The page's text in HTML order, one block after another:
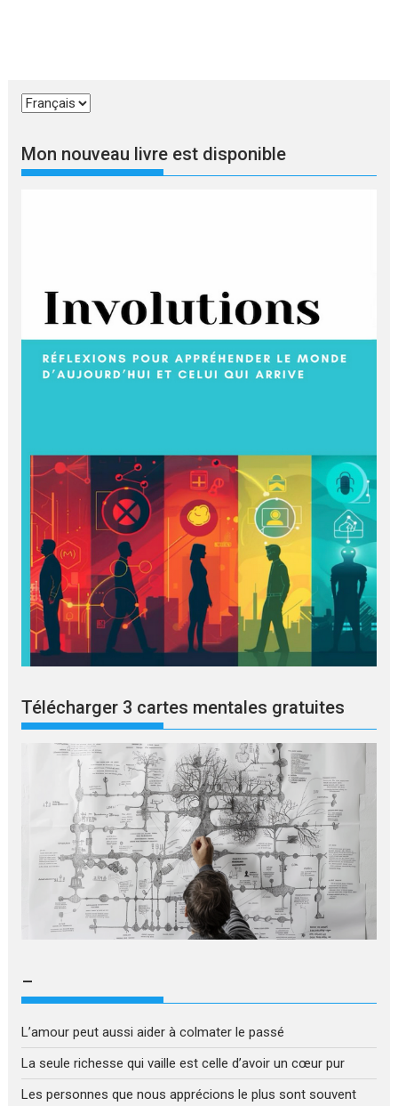
Choisir
langue
Mon nouveau livre est disponible
Télécharger 3 cartes mentales gratuites
–
L’amour peut aussi aider à colmater le passé
La seule richesse qui vaille est celle d’avoir un cœur pur
Les personnes que nous apprécions le plus sont souvent